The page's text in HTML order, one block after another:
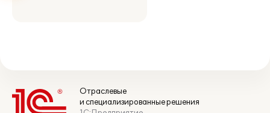
Отраслевые
и специализированные решения